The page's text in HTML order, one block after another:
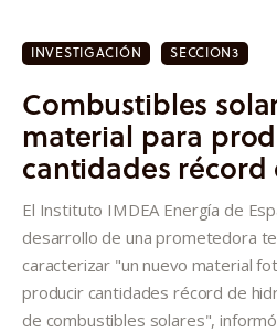
Investigación
Proyectos
Informes
Quiénes somos
INVESTIGACIÓN SECCION3
Combustibles
material para
cantidades
El Instituto IMDEA Energía de
desarrollo de una prometedora
caracterizar "un nuevo material
producir cantidades récord de
de combustibles solares",